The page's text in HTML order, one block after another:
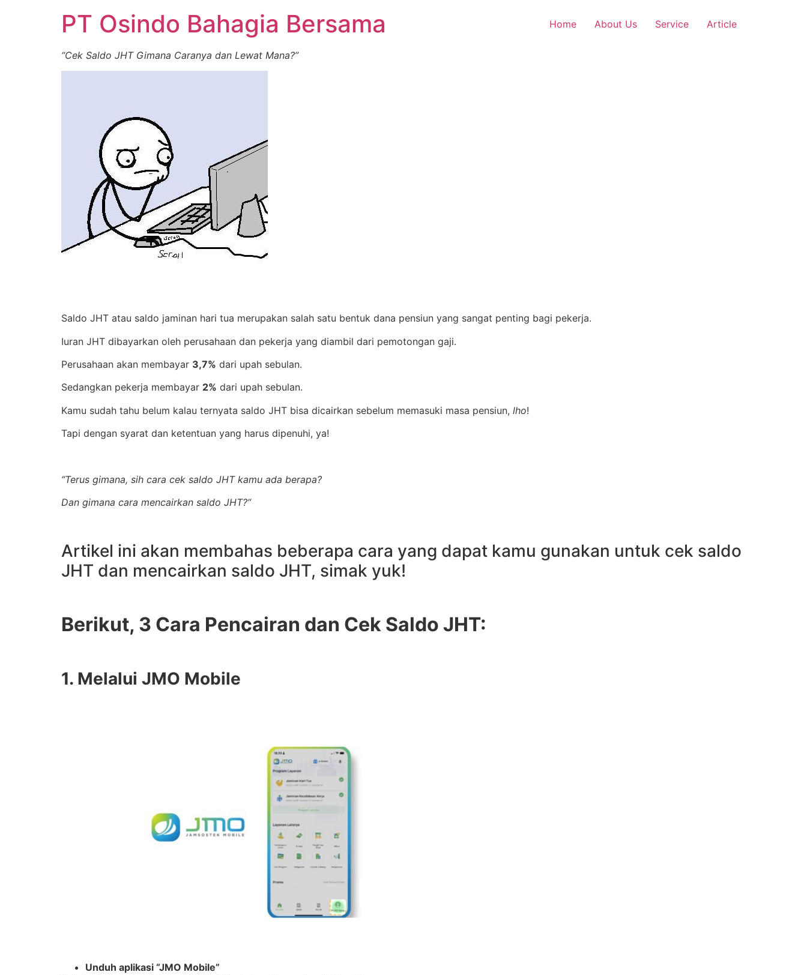
PT Osindo Bahagia Bersama Home About Us Service Article
“Cek Saldo JHT Gimana Caranya dan Lewat Mana?”
Saldo JHT atau saldo jaminan hari tua merupakan salah satu bentuk dana pensiun yang sangat penting bagi pekerja.
Iuran JHT dibayarkan oleh perusahaan dan pekerja yang diambil dari pemotongan gaji.
Perusahaan akan membayar 3,7% dari upah sebulan.
Sedangkan pekerja membayar 2% dari upah sebulan.
Kamu sudah tahu belum kalau ternyata saldo JHT bisa dicairkan sebelum memasuki masa pensiun, lho!
Tapi dengan syarat dan ketentuan yang harus dipenuhi, ya!
“Terus gimana, sih cara cek saldo JHT kamu ada berapa?
Dan gimana cara mencairkan saldo JHT?”
Artikel ini akan membahas beberapa cara yang dapat kamu gunakan untuk cek saldo
JHT dan mencairkan saldo JHT, simak yuk!
Berikut, 3 Cara Pencairan dan Cek Saldo JHT:
1. Melalui JMO Mobile
Unduh aplikasi “JMO Mobile”